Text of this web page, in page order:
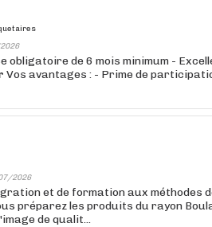
obligatoire de 6 mois minimum -
Vos avantages : - Prime de
2026
et de formation aux méthodes
préparez les produits du rayon
de qualit...